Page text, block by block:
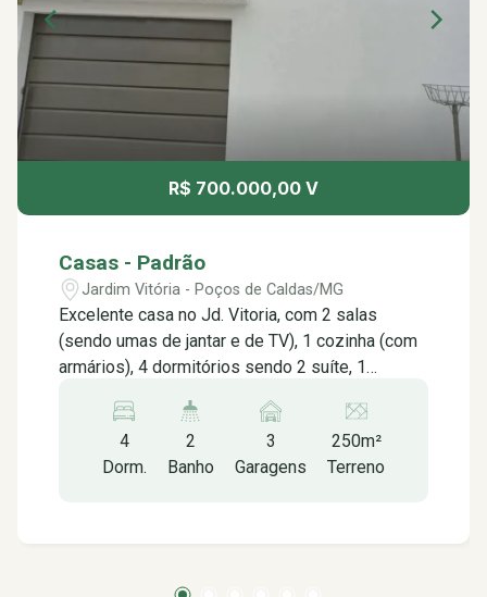
R$ 700.000,00 V
Casas - Padrão
Jardim Vitória - Poços de Caldas/MG
Excelente casa no Jd. Vitoria, com 2 salas
(sendo umas de jantar e de TV), 1 cozinha (com
armários), 4 dormitórios sendo 2 suíte, 1
terraço, planta aprovada para edícula e mais uma
suíte, contem aquecedor solar e câmeras
controladas por aplicativos.
4
Dorm.
2
Banho
3
Garagens
250m²
Terreno